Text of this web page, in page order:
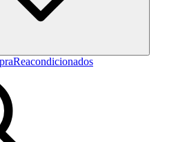
Reacondicionados